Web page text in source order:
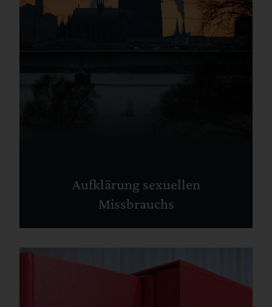
Aufklärung sexuellen
Missbrauchs